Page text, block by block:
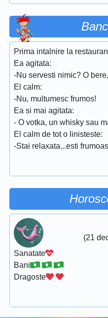
Prima intalnire la
Ea agitata:
-Nu servesti nimic? O
El calm:
-Nu, multumesc frumos!
Ea si mai agitata:
- O votka, un whisky sau
El calm de tot o linisteste:
-Stai relaxata...esti
(21
Sanatate
Bani
Dragoste